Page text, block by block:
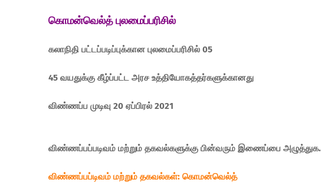
கொமன்வெல்த் புலமைப்பரிசில்
கலாநிதி பட்டப்படிப்புக்கான புலமைப்பரிசில் 05
45 வயதுக்கு கீழ்ப்பட்ட அரச உத்தியோகத்தர்களுக்கானது
விண்ணப்ப முடிவு 20 ஏப்பிரல் 2021
விண்ணப்பப்படிவம் மற்றும் தகவல்களுக்கு பின்வரும் இணைப்பை அழுத்துக.
விண்ணப்பப்டிவம் மற்றும் தகவல்கள்: ​கொமன்வெல்த்